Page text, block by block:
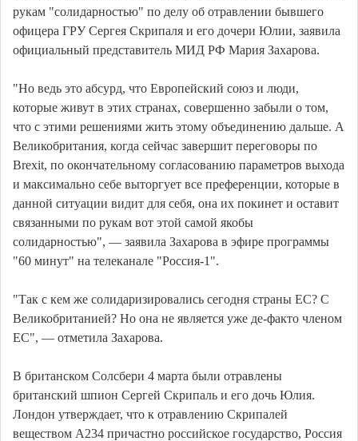
рукам "солидарностью" по делу об отравлении бывшего
офицера ГРУ Сергея Скрипаля и его дочери Юлии, заявила
официальный представитель МИД РФ Мария Захарова.
"Но ведь это абсурд, что Европейский союз и люди,
которые живут в этих странах, совершенно забыли о том,
что с этими решениями жить этому объединению дальше. А
Великобритания, когда сейчас завершит переговоры по
Brexit, по окончательному согласованию параметров выхода
и максимально себе выторгует все преференции, которые в
данной ситуации видит для себя, она их покинет и оставит
связанными по рукам вот этой самой якобы
солидарностью", — заявила Захарова в эфире программы
"60 минут" на телеканале "Россия-1".
"Так с кем же солидаризировались сегодня страны ЕС? С
Великобританией? Но она не является уже де-факто членом
ЕС", — отметила Захарова.
В британском Солсбери 4 марта были отравлены
британский шпион Сергей Скрипаль и его дочь Юлия.
Лондон утверждает, что к отравлению Скрипалей
веществом А234 причастно российское государство, Россия